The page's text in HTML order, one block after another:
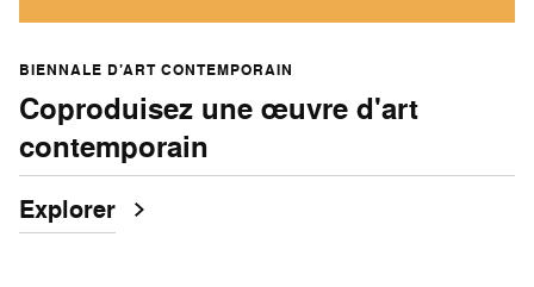
BIENNALE D’ART CONTEMPORAIN
Coproduisez une œuvre d'art
contemporain
Explorer